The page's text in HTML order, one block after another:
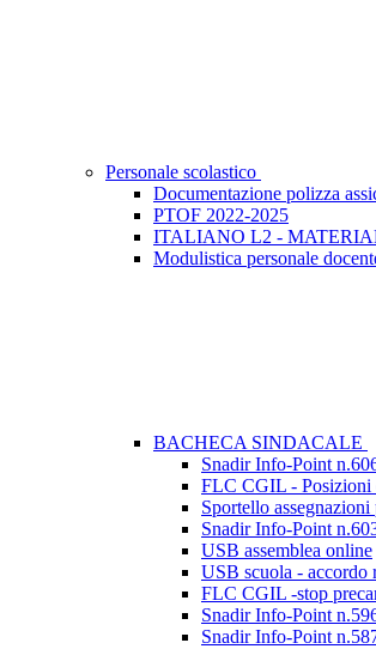
Personale scolastico
Documentazione polizza
PTOF 2022-2025
ITALIANO L2 -
Modulistica personale
BACHECA SINDACALE
Snadir Info-Point
FLC CGIL - Posizioni
Sportello
Snadir Info-Point
USB assemblea online
USB scuola - accordo
FLC CGIL -stop
Snadir Info-Point
Snadir Info-Point